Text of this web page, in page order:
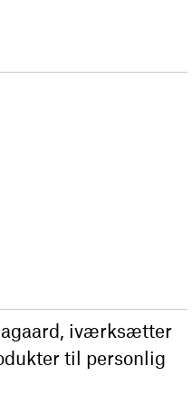
iværksætter
til personlig